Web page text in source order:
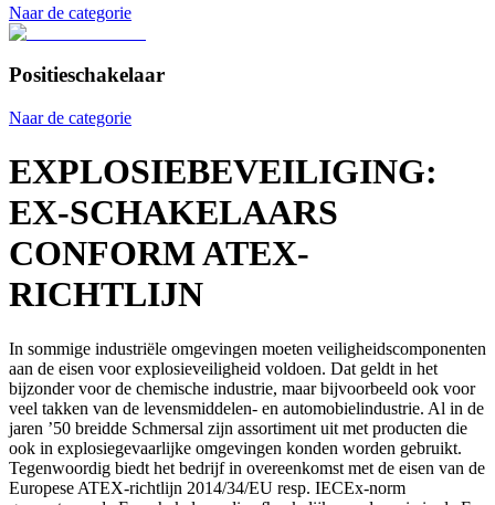
Naar de categorie
Positieschakelaar
Naar de categorie
EXPLOSIEBEVEILIGING:
EX-SCHAKELAARS
CONFORM ATEX-
RICHTLIJN
In sommige industriële omgevingen moeten veiligheidscomponenten
aan de eisen voor explosieveiligheid voldoen. Dat geldt in het
bijzonder voor de chemische industrie, maar bijvoorbeeld ook voor
veel takken van de levensmiddelen- en automobielindustrie. Al in de
jaren ’50 breidde Schmersal zijn assortiment uit met producten die
ook in explosiegevaarlijke omgevingen konden worden gebruikt.
Tegenwoordig biedt het bedrijf in overeenkomst met de eisen van de
Europese ATEX-richtlijn 2014/34/EU resp. IECEx-norm